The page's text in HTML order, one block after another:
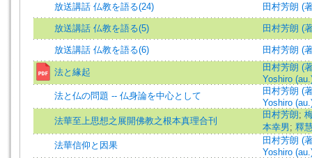
放送講話 仏教を語る(24) 田村芳朗 (
放送講話 仏教を語る(5) 田村芳朗 (
放送講話 仏教を語る(6) 田村芳朗 (
法と緣起
田村芳朗 (
Yoshiro
法と仏の問題 -- 仏身論を中心として
田村芳朗 (
Yoshiro
法華至上思想之展開佛教之根本真理合刊
田村芳朗;
本幸男 ; 釋
法華信仰と因果
田村芳朗 (
Yoshiro